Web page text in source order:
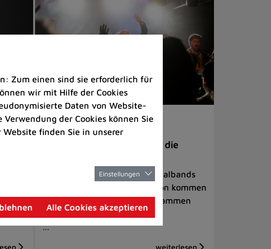
Veranstaltungen
„Manege Madness“ bringt die
Internationale Rock- und Metalbands
und starke Acts aus der Region kommen
am 17. Oktober in Lintorf zusammen
…
Zum einen sind sie erforderlich für
wir mit Hilfe der Cookies
Daten von Website-
der Cookies können Sie
finden Sie in unserer
Einstellungen
Alle Cookies akzeptieren